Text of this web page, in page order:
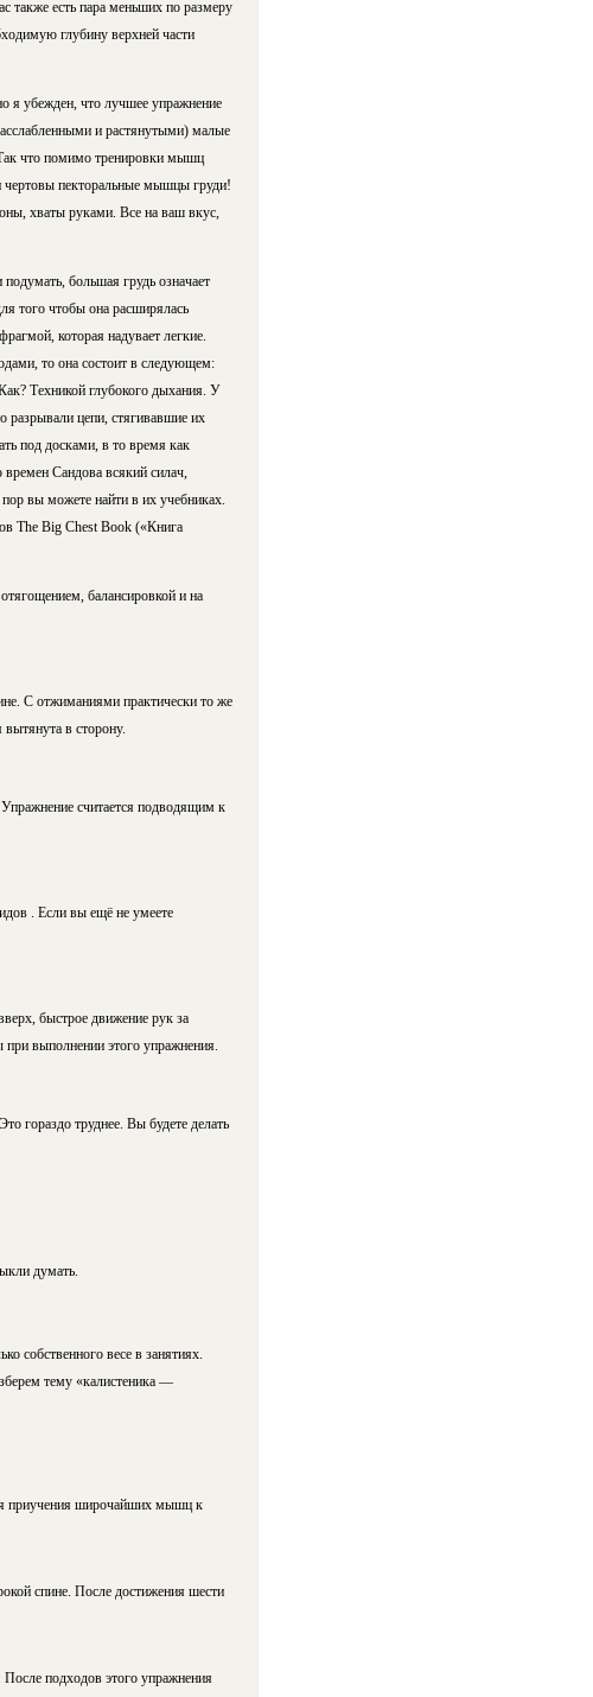
есть пара меньших по размеру
глубину верхней части
убежден, что лучшее упражнение
и растянутыми) малые
что помимо тренировки мышц
чертовы пекторальные мышцы груди!
хваты руками. Все на ваш вкус,
большая грудь означает
того чтобы она расширялась
которая надувает легкие.
то она состоит в следующем:
Техникой глубокого дыхания. У
разрывали цепи, стягивавшие их
под досками, в то время как
Сандова всякий силач,
вы можете найти в их учебниках.
The Big Chest Book («Книга
балансировкой и на
С отжиманиями практически то же
в сторону.
считается подводящим к
. Если вы ещё не умеете
быстрое движение рук за
при выполнении этого упражнения.
гораздо труднее. Вы будете делать
думать.
собственного весе в занятиях.
тему «калистеника —
приучения широчайших мышц к
спине. После достижения шести
подходов этого упражнения